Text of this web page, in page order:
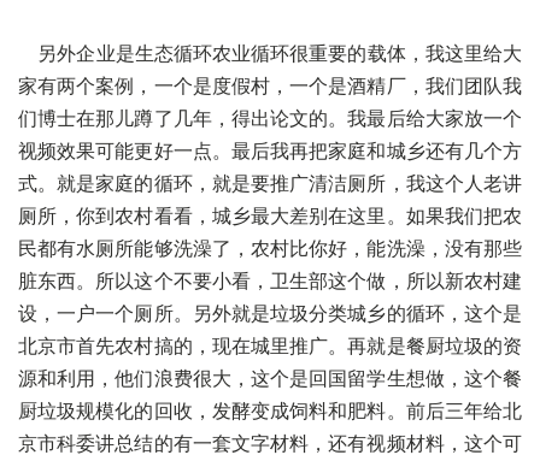
另外企业是生态循环农业循环很重要的载体，我这里给大
家有两个案例，一个是度假村，一个是酒精厂，我们团队我
们博士在那儿蹲了几年，得出论文的。我最后给大家放一个
视频效果可能更好一点。最后我再把家庭和城乡还有几个方
式。就是家庭的循环，就是要推广清洁厕所，我这个人老讲
厕所，你到农村看看，城乡最大差别在这里。如果我们把农
民都有水厕所能够洗澡了，农村比你好，能洗澡，没有那些
脏东西。所以这个不要小看，卫生部这个做，所以新农村建
设，一户一个厕所。另外就是垃圾分类城乡的循环，这个是
北京市首先农村搞的，现在城里推广。再就是餐厨垃圾的资
源和利用，他们浪费很大，这个是回国留学生想做，这个餐
厨垃圾规模化的回收，发酵变成饲料和肥料。前后三年给北
京市科委讲总结的有一套文字材料，还有视频材料，这个可